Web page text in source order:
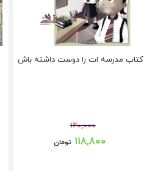
کتاب مدرسه ات را دوست داشته باش
۱۲۰,۰۰۰
قیمت اصلی: ۱۲۰,۰۰۰ تومان بود.۱۱۸,۸۰۰ تومان